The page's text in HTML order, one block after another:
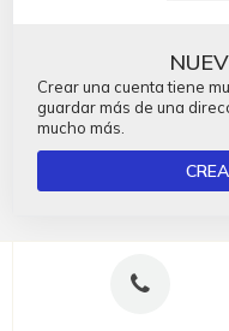
Crear una cuenta tiene
guardar más de una
mucho más.